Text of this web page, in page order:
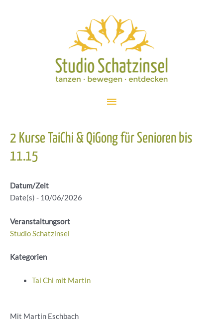
Hauptmenü
2 Kurse TaiChi & QiGong für Senioren bis
11.15
Datum/Zeit
Date(s) - 10/06/2026
Veranstaltungsort
Studio Schatzinsel
Kategorien
Tai Chi mit Martin
Mit Martin Eschbach